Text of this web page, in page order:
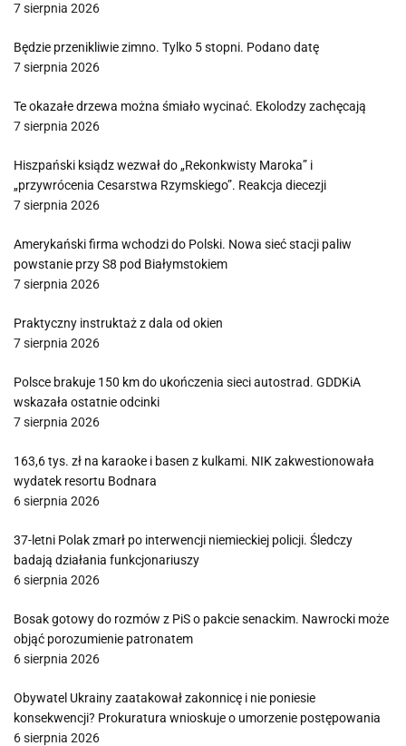
7 sierpnia 2026
Będzie przenikliwie zimno. Tylko 5 stopni. Podano datę
7 sierpnia 2026
Te okazałe drzewa można śmiało wycinać. Ekolodzy zachęcają
7 sierpnia 2026
Hiszpański ksiądz wezwał do „Rekonkwisty Maroka” i
„przywrócenia Cesarstwa Rzymskiego”. Reakcja diecezji
7 sierpnia 2026
Amerykański firma wchodzi do Polski. Nowa sieć stacji paliw
powstanie przy S8 pod Białymstokiem
7 sierpnia 2026
Praktyczny instruktaż z dala od okien
7 sierpnia 2026
Polsce brakuje 150 km do ukończenia sieci autostrad. GDDKiA
wskazała ostatnie odcinki
7 sierpnia 2026
163,6 tys. zł na karaoke i basen z kulkami. NIK zakwestionowała
wydatek resortu Bodnara
6 sierpnia 2026
37-letni Polak zmarł po interwencji niemieckiej policji. Śledczy
badają działania funkcjonariuszy
6 sierpnia 2026
Bosak gotowy do rozmów z PiS o pakcie senackim. Nawrocki może
objąć porozumienie patronatem
6 sierpnia 2026
Obywatel Ukrainy zaatakował zakonnicę i nie poniesie
konsekwencji? Prokuratura wnioskuje o umorzenie postępowania
6 sierpnia 2026